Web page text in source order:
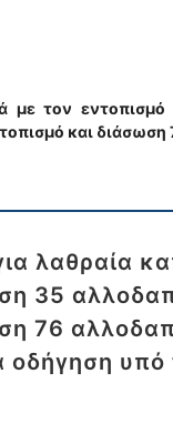
με τον
και
λαθραία
35
76